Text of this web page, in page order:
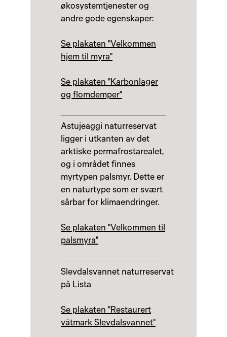
økosystemtjenester og
andre gode egenskaper:
Se plakaten "Velkommen
hjem til myra"
Se plakaten "Karbonlager
og flomdemper"
Astujeaggi naturreservat
ligger i utkanten av det
arktiske permafrostarealet,
og i området finnes
myrtypen palsmyr. Dette er
en naturtype som er svært
sårbar for klimaendringer.
Se plakaten "Velkommen til
palsmyra"
Slevdalsvannet naturreservat
på Lista
Se plakaten "Restaurert
våtmark Slevdalsvannet"